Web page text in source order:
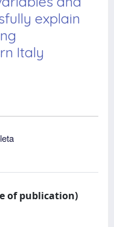
explain
Italy
of publication)